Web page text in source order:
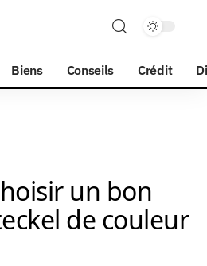
Biens Conseils Crédit
un bon
de couleur